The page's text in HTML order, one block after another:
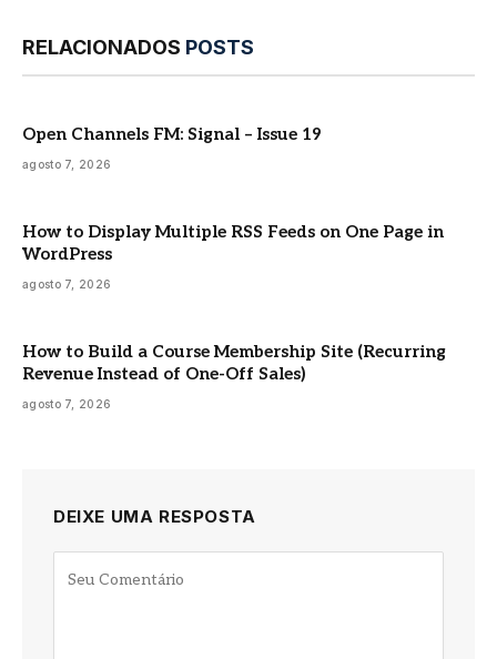
RELACIONADOS POSTS
Open Channels FM: Signal – Issue 19
agosto 7, 2026
How to Display Multiple RSS Feeds on One Page in
WordPress
agosto 7, 2026
How to Build a Course Membership Site (Recurring
Revenue Instead of One-Off Sales)
agosto 7, 2026
DEIXE UMA RESPOSTA